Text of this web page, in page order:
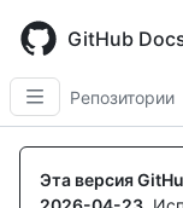
main
content
GitHub
Репозитории
Эта версия